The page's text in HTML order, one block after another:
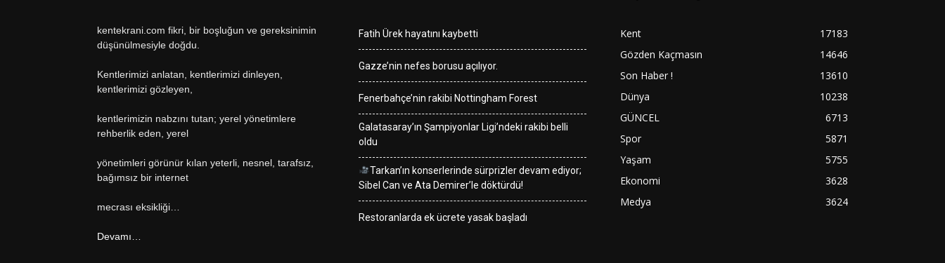
kentekrani.com fikri, bir boşluğun ve gereksinimin
düşünülmesiyle doğdu.
Kentlerimizi anlatan, kentlerimizi dinleyen,
kentlerimizi gözleyen,
kentlerimizin nabzını tutan; yerel yönetimlere
rehberlik eden, yerel
yönetimleri görünür kılan yeterli, nesnel, tarafsız,
bağımsız bir internet
mecrası eksikliği…
Devamı…
Fatih Ürek hayatını kaybetti
Gazze’nin nefes borusu açılıyor.
Fenerbahçe’nin rakibi Nottingham Forest
Galatasaray’ın Şampiyonlar Ligi’ndeki rakibi belli
oldu
Tarkan’ın konserlerinde sürprizler devam ediyor;
Sibel Can ve Ata Demirer’le döktürdü!
Restoranlarda ek ücrete yasak başladı
Kent
17183
Gözden Kaçmasın
14646
Son Haber !
13610
Dünya
10238
GÜNCEL
6713
Spor
5871
Yaşam
5755
Ekonomi
3628
Medya
3624